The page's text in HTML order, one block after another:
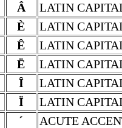
Â
LATIN
È
LATIN
Ê
LATIN
Ë
LATIN
Î
LATIN
Ï
LATIN
´
ACUTE